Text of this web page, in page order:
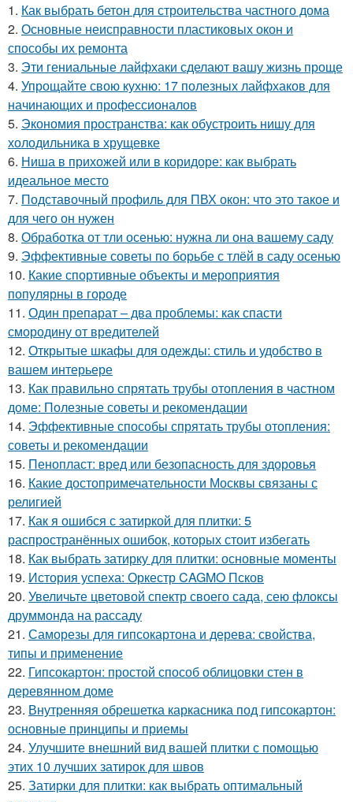
1. Как выбрать бетон для строительства частного дома
2. Основные неисправности пластиковых окон и
способы их ремонта
3. Эти гениальные лайфхаки сделают вашу жизнь проще
4. Упрощайте свою кухню: 17 полезных лайфхаков для
начинающих и профессионалов
5. Экономия пространства: как обустроить нишу для
холодильника в хрущевке
6. Ниша в прихожей или в коридоре: как выбрать
идеальное место
7. Подставочный профиль для ПВХ окон: что это такое и
для чего он нужен
8. Обработка от тли осенью: нужна ли она вашему саду
9. Эффективные советы по борьбе с тлёй в саду осенью
10. Какие спортивные объекты и мероприятия
популярны в городе
11. Один препарат – два проблемы: как спасти
смородину от вредителей
12. Открытые шкафы для одежды: стиль и удобство в
вашем интерьере
13. Как правильно спрятать трубы отопления в частном
доме: Полезные советы и рекомендации
14. Эффективные способы спрятать трубы отопления:
советы и рекомендации
15. Пенопласт: вред или безопасность для здоровья
16. Какие достопримечательности Москвы связаны с
религией
17. Как я ошибся с затиркой для плитки: 5
распространённых ошибок, которых стоит избегать
18. Как выбрать затирку для плитки: основные моменты
19. История успеха: Оркестр CAGMO Псков
20. Увеличьте цветовой спектр своего сада, сею флоксы
друммонда на рассаду
21. Саморезы для гипсокартона и дерева: свойства,
типы и применение
22. Гипсокартон: простой способ облицовки стен в
деревянном доме
23. Внутренняя обрешетка каркасника под гипсокартон:
основные принципы и приемы
24. Улучшите внешний вид вашей плитки с помощью
этих 10 лучших затирок для швов
25. Затирки для плитки: как выбрать оптимальный